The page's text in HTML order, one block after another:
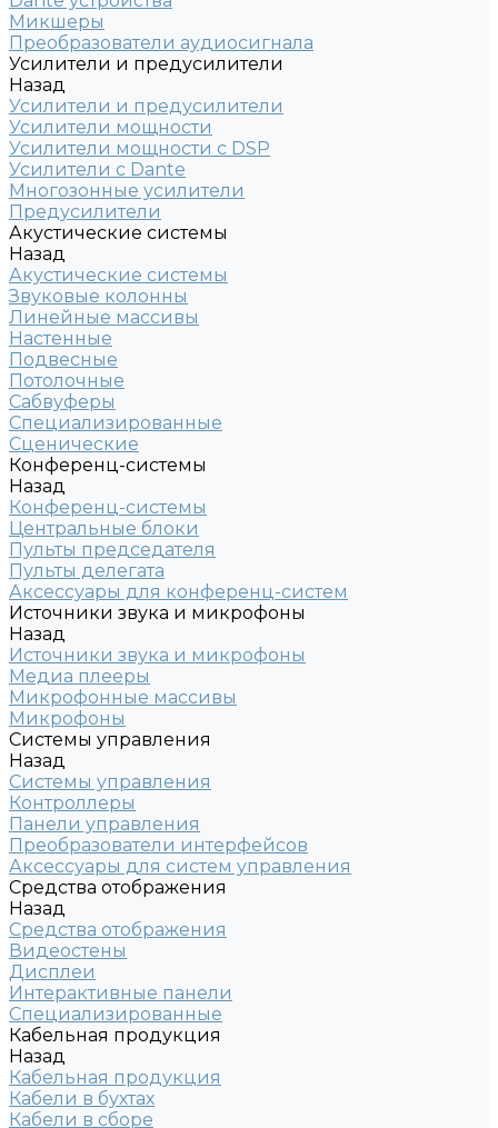
Микшеры
Преобразователи аудиосигнала
Усилители и предусилители
Назад
Усилители и предусилители
Усилители мощности
Усилители мощности с DSP
Усилители с Dante
Многозонные усилители
Предусилители
Акустические системы
Назад
Акустические системы
Звуковые колонны
Линейные массивы
Настенные
Подвесные
Потолочные
Сабвуферы
Специализированные
Сценические
Конференц-системы
Назад
Конференц-системы
Центральные блоки
Пульты председателя
Пульты делегата
Аксессуары для конференц-систем
Источники звука и микрофоны
Назад
Источники звука и микрофоны
Медиа плееры
Микрофонные массивы
Микрофоны
Системы управления
Назад
Системы управления
Контроллеры
Панели управления
Преобразователи интерфейсов
Аксессуары для систем управления
Средства отображения
Назад
Средства отображения
Видеостены
Дисплеи
Интерактивные панели
Специализированные
Кабельная продукция
Назад
Кабельная продукция
Кабели в бухтах
Кабели в сборе